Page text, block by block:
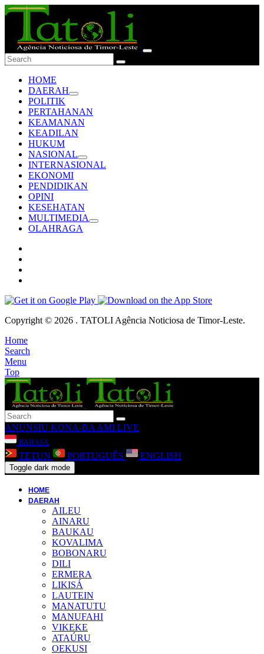
HOME
DAERAH
POLITIK
PERTAHANAN
KEAMANAN
KEADILAN
HUKUM
NASIONAL
INTERNASIONAL
EKONOMI
PENDIDIKAN
OPINI
KESEHATAN
MULTIMEDIA
OLAHRAGA
Copyright © 2026 . TATOLI Agência Noticiosa de Timor-Leste.
Home
Search
Menu
Top
ANUNSIU KONA-BA AMI LIVE
BAHASA
TETUN PORTUGUÊS ENGLISH
Toggle dark mode
HOME
DAERAH
AILEU
AINARU
BAUKAU
KOVALIMA
BOBONARU
DILI
ERMERA
LIKISÁ
LAUTEIN
MANATUTU
MANUFAHI
VIKEKE
ATAÚRU
OEKUSI